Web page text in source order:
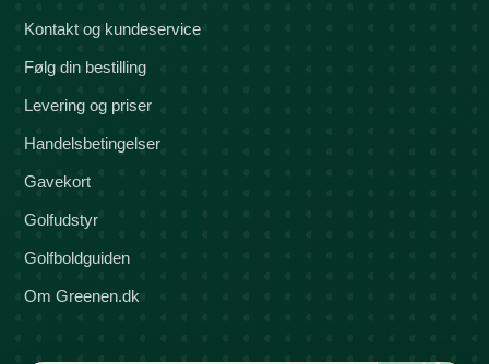
Kontakt og kundeservice
Følg din bestilling
Levering og priser
Handelsbetingelser
Gavekort
Golfudstyr
Golfboldguiden
Om Greenen.dk